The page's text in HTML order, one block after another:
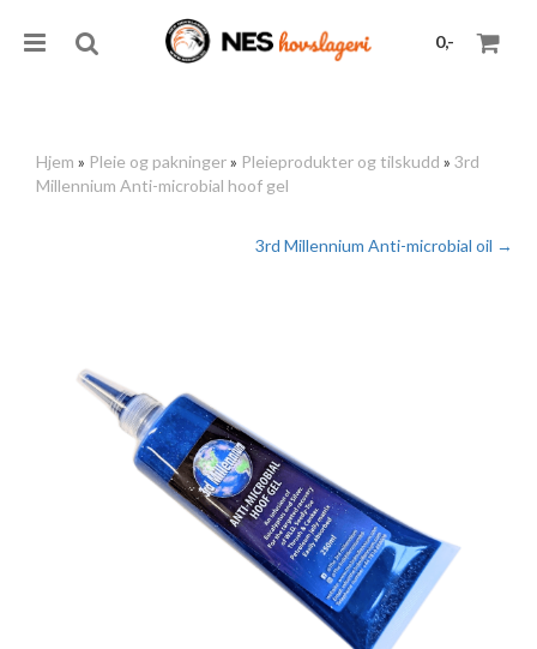
0,-
Hjem » Pleie og pakninger» Pleieprodukter og tilskudd » 3rd
Millennium Anti-microbial hoof gel
3rd Millennium Anti-microbial oil →